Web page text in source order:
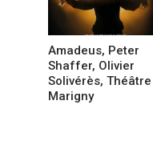
Amadeus, Peter
Shaffer, Olivier
Solivérès, Théâtre
Marigny